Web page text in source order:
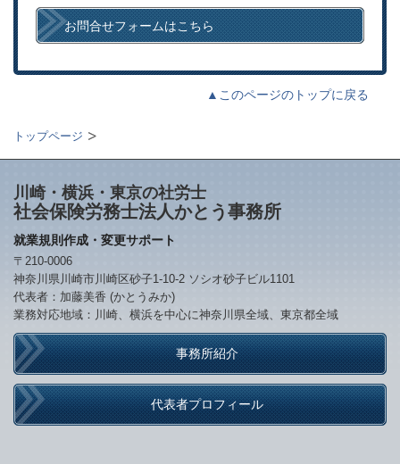
お問合せフォームはこちら
▲このページのトップに戻る
トップページ
川崎・横浜・東京の社労士
社会保険労務士法人かとう事務所
就業規則作成・変更サポート
〒210-0006
神奈川県川崎市川崎区砂子1-10-2 ソシオ砂子ビル1101
代表者：加藤美香 (かとうみか)
業務対応地域：川崎、横浜を中心に神奈川県全域、東京都全域
事務所紹介
代表者プロフィール